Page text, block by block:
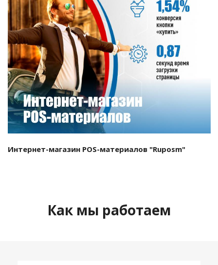
Смотреть проект
Интернет-магазин POS-материалов "Ruposm"
Как мы работаем